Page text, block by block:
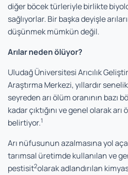
diğer böcek türleriyle birlikte
sağlıyorlar. Bir başka deyişle
düşünmek mümkün değil.
Arılar neden ölüyor?
Uludağ Üniversitesi Arıcılık
Araştırma Merkezi, yıllardır
seyreden arı ölüm oranının bazı
kadar çıktığını ve genel olarak arı
belirtiyor.1
Arı nüfusunun azalmasına yol
tarımsal üretimde kullanılan ve
pestisit2olarak adlandırılan